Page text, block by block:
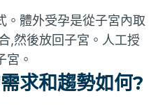
。體外受孕是從子宮內取
,然後放回子宮。人工授
宮。
求和趨勢如何?